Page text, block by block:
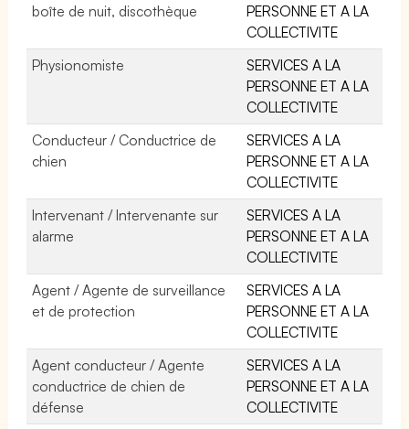
boîte de nuit, discothèque
PERSONNE ET A LA
COLLECTIVITE
Physionomiste
SERVICES A LA
PERSONNE ET A LA
COLLECTIVITE
Conducteur / Conductrice de
chien
SERVICES A LA
PERSONNE ET A LA
COLLECTIVITE
Intervenant / Intervenante sur
alarme
SERVICES A LA
PERSONNE ET A LA
COLLECTIVITE
Agent / Agente de surveillance
et de protection
SERVICES A LA
PERSONNE ET A LA
COLLECTIVITE
Agent conducteur / Agente
conductrice de chien de
défense
SERVICES A LA
PERSONNE ET A LA
COLLECTIVITE